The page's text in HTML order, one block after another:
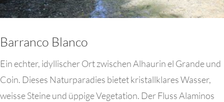
Barranco Blanco
Ein echter, idyllischer Ort zwischen Alhaurin el Grande und
Coin. Dieses Naturparadies bietet kristallklares Wasser,
weisse Steine und üppige Vegetation. Der Fluss Alaminos